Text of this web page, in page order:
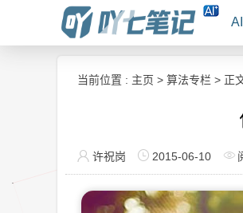
当前位置 : 主页 > 算法专栏 > 正
许祝岗 2015-06-10